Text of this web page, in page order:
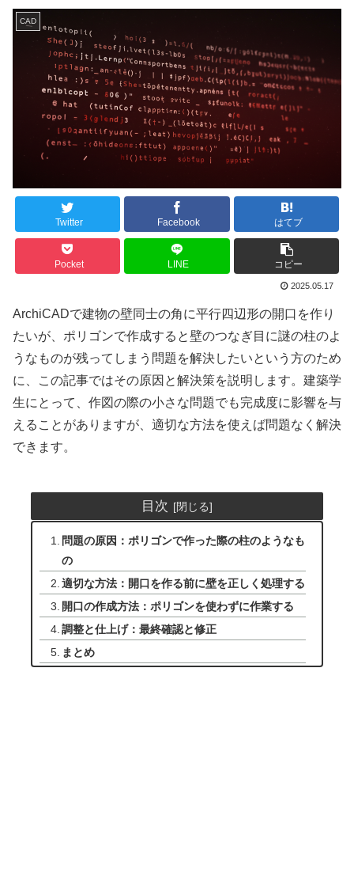
CAD
Twitter Facebook はてブ
Pocket LINE コピー
2025.05.17
ArchiCADで建物の壁同士の角に平行四辺形の開口を作り
たいが、ポリゴンで作成すると壁のつなぎ目に謎の柱のよ
うなものが残ってしまう問題を解決したいという方のため
に、この記事ではその原因と解決策を説明します。建築学
生にとって、作図の際の小さな問題でも完成度に影響を与
えることがありますが、適切な方法を使えば問題なく解決
できます。
目次
問題の原因：ポリゴンで作った際の柱のようなも
の
適切な方法：開口を作る前に壁を正しく処理する
開口の作成方法：ポリゴンを使わずに作業する
調整と仕上げ：最終確認と修正
まとめ